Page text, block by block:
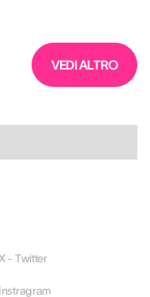
VEDI ALTRO
- Twitter
Instragram